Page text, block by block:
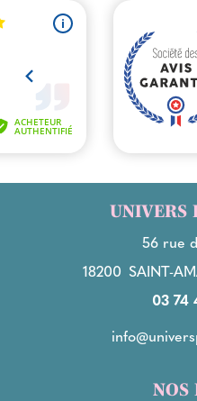
UNIVERS
56 rue
18200 SAINT-
03 74
NOS